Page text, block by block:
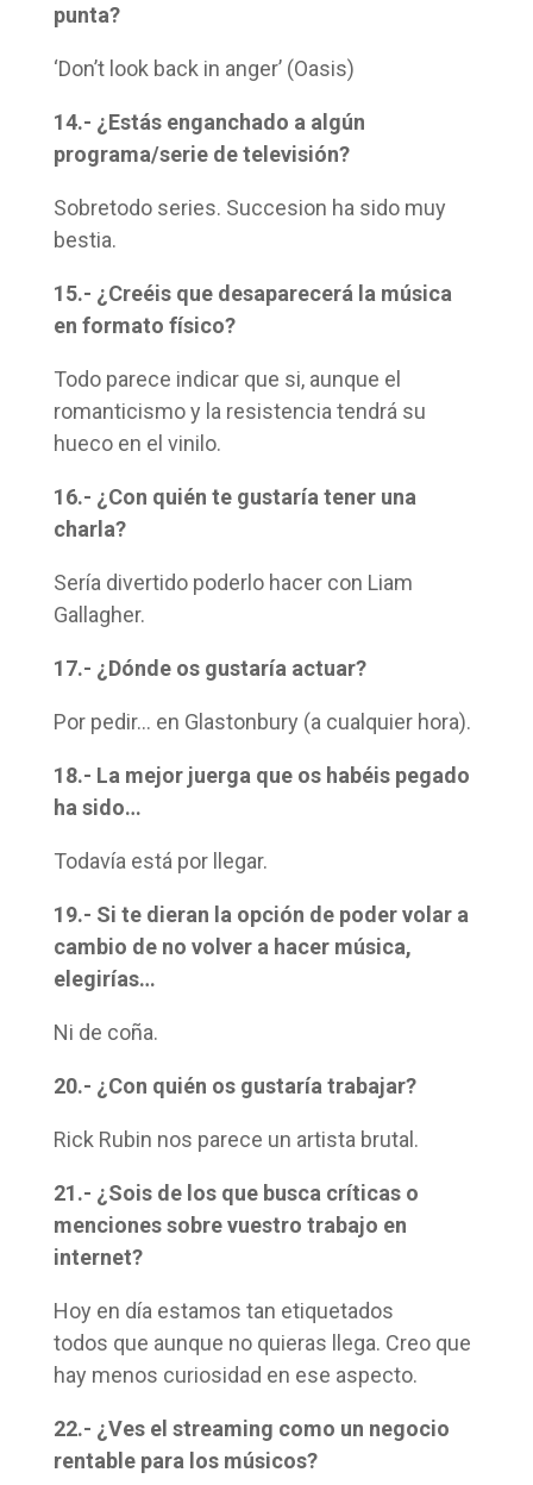
punta?
‘Don’t look back in anger’ (Oasis)
14.- ¿Estás enganchado a algún
programa/serie de televisión?
Sobretodo series. Succesion ha sido muy
bestia.
15.- ¿Creéis que desaparecerá la música
en formato físico?
Todo parece indicar que si, aunque el
romanticismo y la resistencia tendrá su
hueco en el vinilo.
16.- ¿Con quién te gustaría tener una
charla?
Sería divertido poderlo hacer con Liam
Gallagher.
17.- ¿Dónde os gustaría actuar?
Por pedir… en Glastonbury (a cualquier hora).
18.- La mejor juerga que os habéis pegado
ha sido…
Todavía está por llegar.
19.- Si te dieran la opción de poder volar a
cambio de no volver a hacer música,
elegirías…
Ni de coña.
20.- ¿Con quién os gustaría trabajar?
Rick Rubin nos parece un artista brutal.
21.- ¿Sois de los que busca críticas o
menciones sobre vuestro trabajo en
internet?
Hoy en día estamos tan etiquetados
todos que aunque no quieras llega. Creo que
hay menos curiosidad en ese aspecto.
22.- ¿Ves el streaming como un negocio
rentable para los músicos?